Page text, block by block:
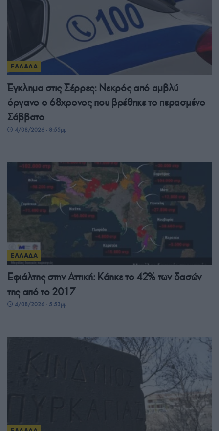
ΕΛΛΑΔΑ
Έγκλημα στις Σέρρες: Νεκρός από αμβλύ
όργανο ο 68χρονος που βρέθηκε το περασμένο
Σάββατο
4/08/2026 - 8:55μμ
ΕΛΛΑΔΑ
Εφιάλτης στην Αττική: Κάηκε το 42% των δασών
της από το 2017
4/08/2026 - 5:53μμ